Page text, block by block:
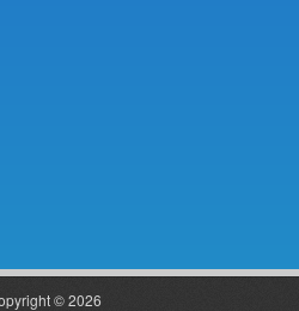
© 2026